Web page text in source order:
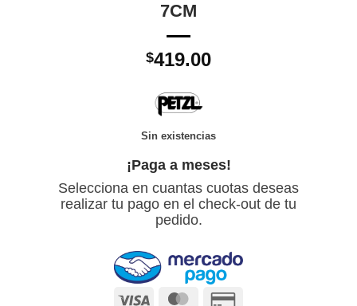
7CM
$419.00
Sin existencias
¡Paga a meses!
Selecciona en cuantas cuotas deseas
realizar tu pago en el check-out de tu
pedido.
Visa MasterCard